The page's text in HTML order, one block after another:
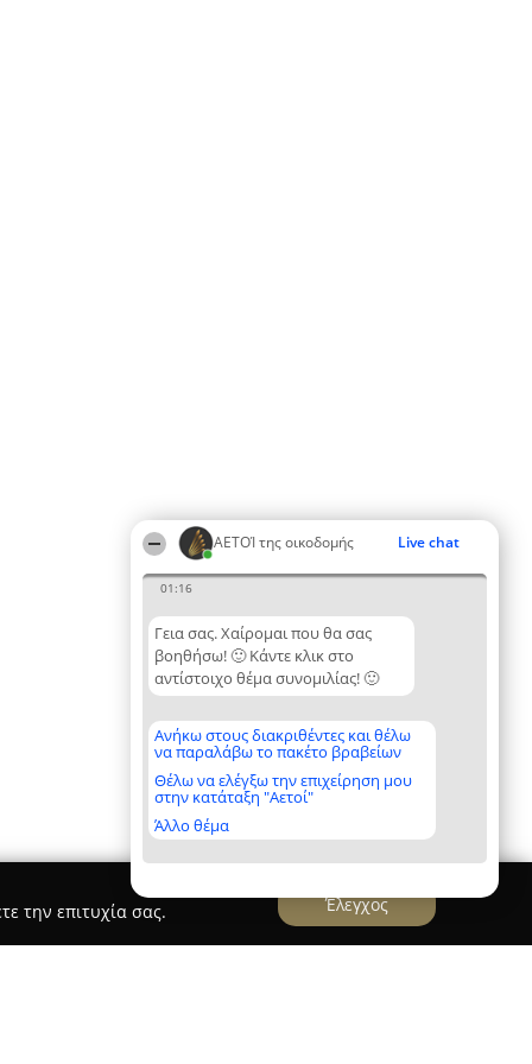
ΑΕΤΟΊ της οικοδομής Live chat
01:16
Γεια σας. Χαίρομαι που θα σας
βοηθήσω! 🙂 Κάντε κλικ στο
αντίστοιχο θέμα συνομιλίας! 🙂
Ανήκω στους διακριθέντες και θέλω
να παραλάβω το πακέτο βραβείων
Θέλω να ελέγξω την επιχείρηση μου
στην κατάταξη "Αετοί"
Άλλο θέμα
την επιτυχία σας. Έλεγχος